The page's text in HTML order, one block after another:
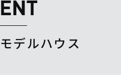
デルハウス